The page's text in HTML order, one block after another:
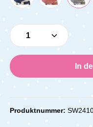
Produkt Anzahl:
In
Produktnummer: